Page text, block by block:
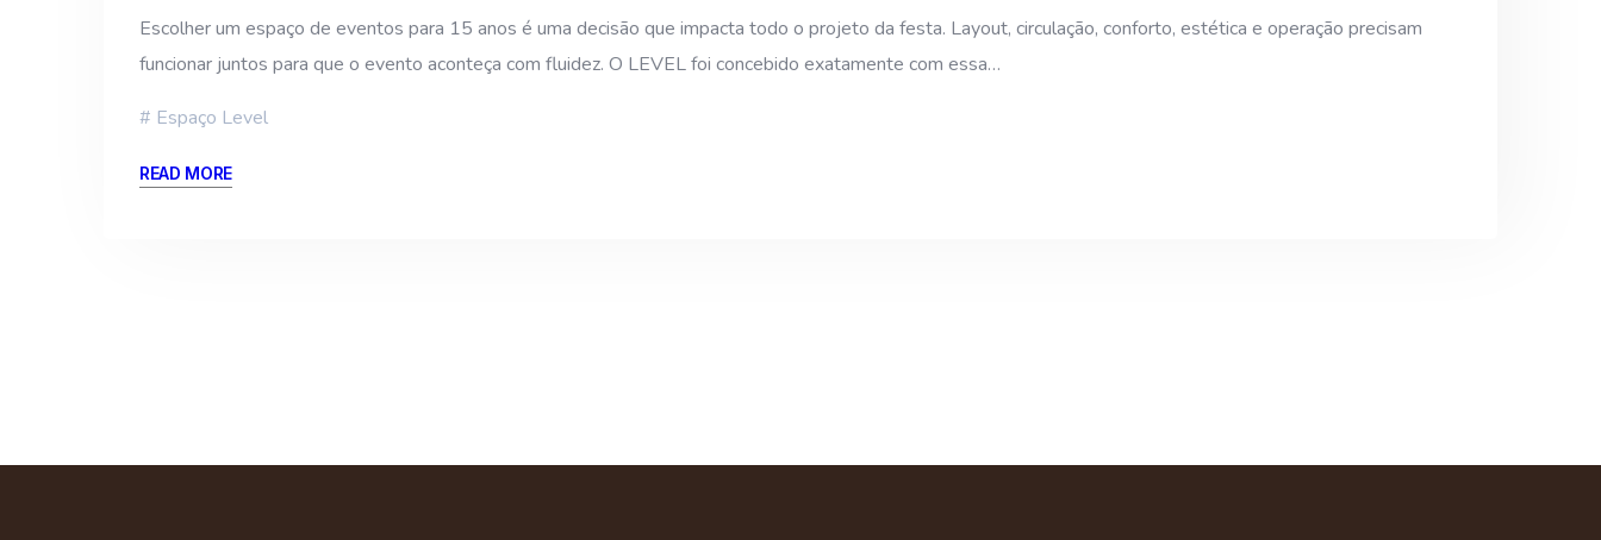
Escolher um espaço de eventos para 15 anos é uma decisão que impacta todo o projeto da festa. Layout, circulação, conforto, estética e operação precisam
funcionar juntos para que o evento aconteça com fluidez. O LEVEL foi concebido exatamente com essa…
Espaço Level
READ MORE